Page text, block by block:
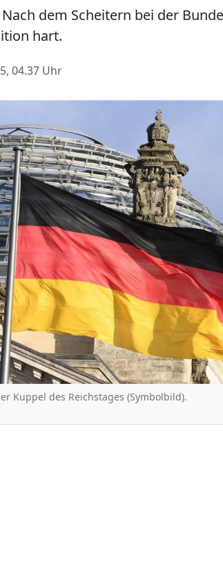
dem Scheitern bei der
hart.
04.37 Uhr
Kuppel des Reichstages (Symbolbild).